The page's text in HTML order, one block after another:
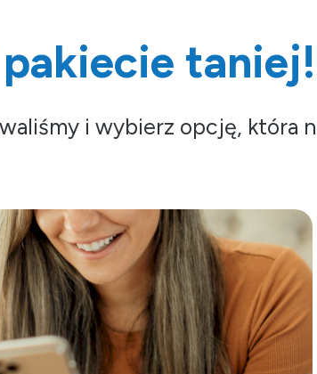
taniej!
i wybierz opcję, która